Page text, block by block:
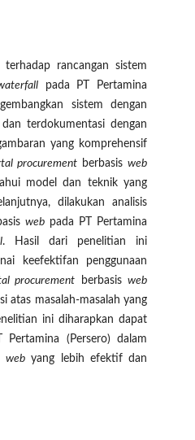
rancangan sistem
pada PT Pertamina
sistem dengan
terdokumentasi dengan
yang komprehensif
procurement berbasisweb
model dan teknik yang
dilakukan analisis
web pada PT Pertamina
. Hasil dari penelitian ini
keefektifan penggunaan
procurement berbasis web
atas masalah-masalah yang
ini diharapkan dapat
(Persero) dalam
web yang lebih efektif dan